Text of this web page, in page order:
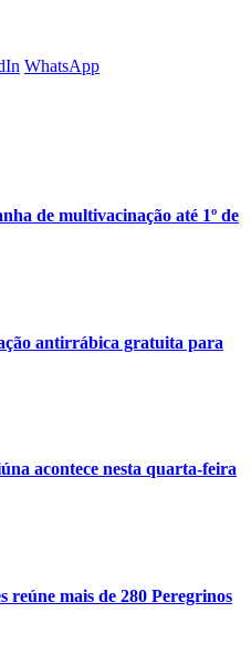
WhatsApp
de multivacinação até 1º de
antirrábica gratuita para
acontece nesta quarta-feira
reúne mais de 280 Peregrinos